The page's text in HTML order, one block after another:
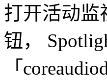
打开活动监
钮，
「